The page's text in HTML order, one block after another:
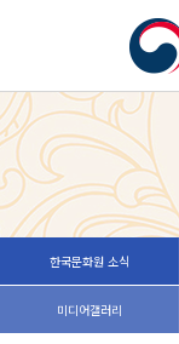
한국문화원 소식
미디어갤러리